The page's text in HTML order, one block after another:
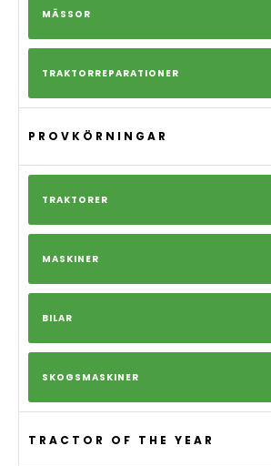
MÄSSOR
TRAKTORREPARATIONER
PROVKÖRNINGAR
TRAKTORER
MASKINER
BILAR
SKOGSMASKINER
TRACTOR OF THE YEAR